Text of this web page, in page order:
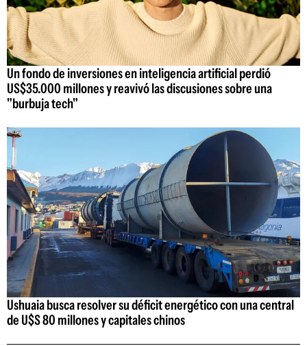
Un fondo de inversiones en inteligencia artificial perdió
US$35.000 millones y reavivó las discusiones sobre una
"burbuja tech"
Ushuaia busca resolver su déficit energético con una central
de U$S 80 millones y capitales chinos